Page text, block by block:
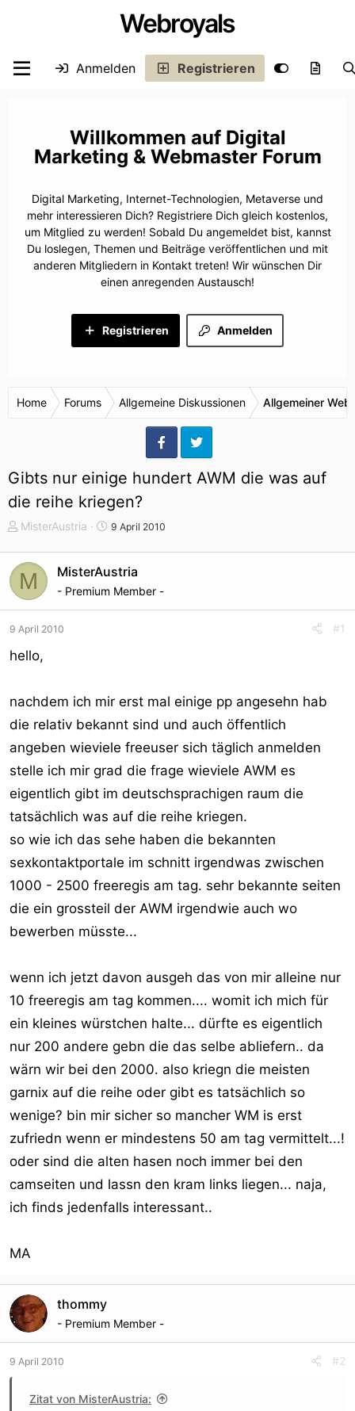
Webroyals
Anmelden Registrieren
Digital
Marketing & Webmaster Forum
Digital Marketing, Internet-Technologien, Metaverse und
mehr interessieren Dich? Registriere Dich gleich kostenlos,
um Mitglied zu werden! Sobald Du angemeldet bist, kannst
Du loslegen, Themen und Beiträge veröffentlichen und mit
anderen Mitgliedern in Kontakt treten! Wir wünschen Dir
einen anregenden Austausch!
Anmelden
Registrieren
Home Forums Allgemeine Diskussionen Allgemeiner
Gibts nur einige hundert AWM die was auf
die reihe kriegen?
T
m
e
n
s
a
e
r
MisterAustria
S
r
d
9 April 2010
M MisterAustria
- Premium Member -
9 April 2010 #1
hello,
nachdem ich mir erst mal einige pp angesehn hab
die relativ bekannt sind und auch öffentlich
angeben wieviele freeuser sich täglich anmelden
stelle ich mir grad die frage wieviele AWM es
eigentlich gibt im deutschsprachigen raum die
tatsächlich was auf die reihe kriegen.
so wie ich das sehe haben die bekannten
sexkontaktportale im schnitt irgendwas zwischen
1000 - 2500 freeregis am tag. sehr bekannte seiten
die ein grossteil der AWM irgendwie auch wo
bewerben müsste...
wenn ich jetzt davon ausgeh das von mir alleine nur
10 freeregis am tag kommen.... womit ich mich für
ein kleines würstchen halte... dürfte es eigentlich
nur 200 andere gebn die das selbe abliefern.. da
wärn wir bei den 2000. also kriegn die meisten
garnix auf die reihe oder gibt es tatsächlich so
wenige? bin mir sicher so mancher WM is erst
zufriedn wenn er mindestens 50 am tag vermittelt...!
oder sind die alten hasen noch immer bei den
camseiten und lassn den kram links liegen... naja,
ich finds jedenfalls interessant..
MA
thommy
- Premium Member -
9 April 2010 #2
Zitat von MisterAustria: